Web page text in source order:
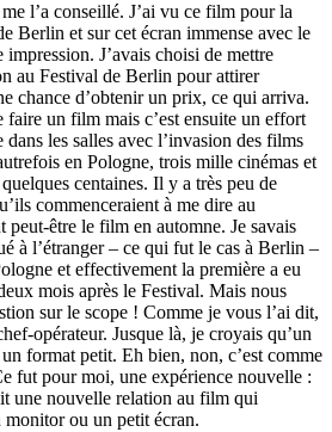
l’a conseillé. J’ai vu ce film pour la
Berlin et sur cet écran immense avec le
J’avais choisi de mettre
au Festival de Berlin pour attirer
chance d’obtenir un prix, ce qui arriva.
faire un film mais c’est ensuite un effort
dans les salles avec l’invasion des films
en Pologne, trois mille cinémas et
centaines. Il y a très peu de
commenceraient à me dire au
peut-être le film en automne. Je savais
à l’étranger – ce qui fut le cas à Berlin –
et effectivement la première a eu
mois après le Festival. Mais nous
sur le scope ! Comme je vous l’ai dit,
opérateur. Jusque là, je croyais qu’un
format petit. Eh bien, non, c’est comme
fut pour moi, une expérience nouvelle :
une nouvelle relation au film qui
monitor ou un petit écran.